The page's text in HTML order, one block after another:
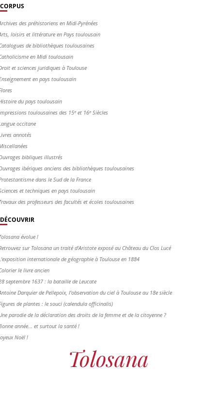
CORPUS
des préhistoriens en Midi-Pyrénées
loisirs et littérature en Pays toulousain
de bibliothèques toulousaines
en Midi toulousain
et sciences juridiques à Toulouse
en pays toulousain
du pays toulousain
toulousaines des 15ᵉ et 16ᵉ Siècles
occitane
annotés
bibliques illustrés
ibériques anciens des bibliothèques toulousaines
dans le Sud de la France
et techniques en pays toulousain
des professeurs des facultés et écoles toulousaines
DÉCOUVRIR
évolue !
sur Tolosana un traité d'Aristote exposé au Château du Clos Lucé
internationale de géographie à Toulouse en 1884
le livre ancien
septembre 1637 : la bataille de Leucate
Darquier de Pellepoix, l’observation du ciel à Toulouse au 18e siècle
de plantes : le souci (calendula officinalis)
parodie de la déclaration des droits de la femme et de la citoyenne ?
année... et surtout la santé !
Noël !